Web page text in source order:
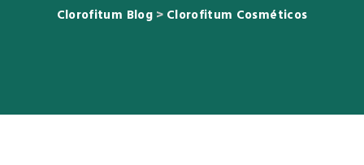
Clorofitum Blog> Clorofitum Cosméticos